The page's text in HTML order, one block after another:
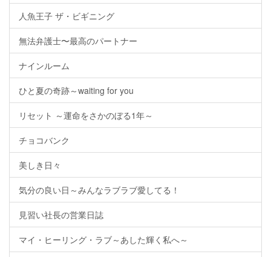
人魚王子 ザ・ビギニング
無法弁護士〜最高のパートナー
ナインルーム
ひと夏の奇跡～waiting for you
リセット ～運命をさかのぼる1年～
チョコバンク
美しき日々
気分の良い日～みんなラブラブ愛してる！
見習い社長の営業日誌
マイ・ヒーリング・ラブ～あした輝く私へ～